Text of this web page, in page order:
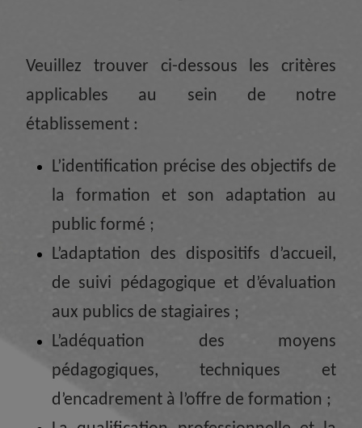
Veuillez trouver ci-dessous les critères
applicables au sein de notre
établissement :
L’identification précise des objectifs de
la formation et son adaptation au
public formé ;
L’adaptation des dispositifs d’accueil,
de suivi pédagogique et d’évaluation
aux publics de stagiaires ;
L’adéquation des moyens
pédagogiques, techniques et
d’encadrement à l’offre de formation ;